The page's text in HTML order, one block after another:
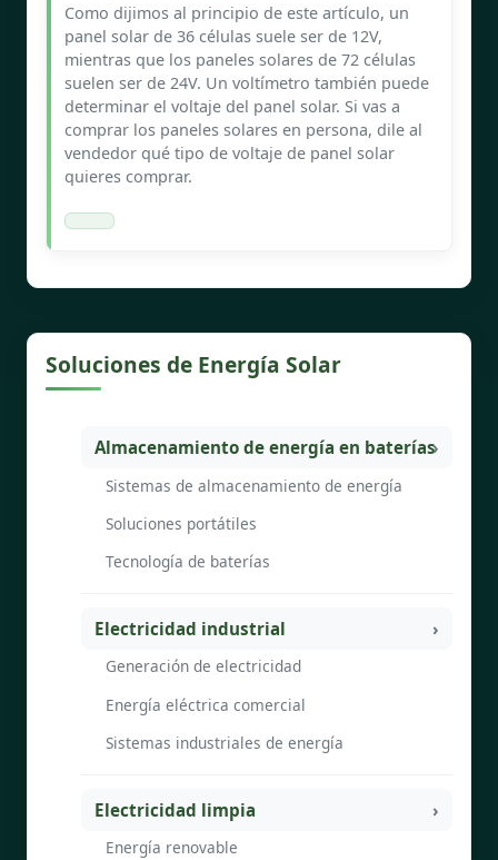
Como dijimos al principio de este artículo, un
panel solar de 36 células suele ser de 12V,
mientras que los paneles solares de 72 células
suelen ser de 24V. Un voltímetro también puede
determinar el voltaje del panel solar. Si vas a
comprar los paneles solares en persona, dile al
vendedor qué tipo de voltaje de panel solar
quieres comprar.
Soluciones de Energía Solar
Almacenamiento de energía en baterías
Sistemas de almacenamiento de energía
Soluciones portátiles
Tecnología de baterías
Electricidad industrial
Generación de electricidad
Energía eléctrica comercial
Sistemas industriales de energía
Electricidad limpia
Energía renovable